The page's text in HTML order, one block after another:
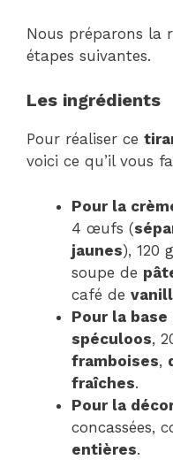
Nous préparons la
étapes suivantes.
Les ingrédients
Pour réaliser ce
voici ce qu’il vous
Pour la
4 œufs (
jaunes), 120
soupe de
café de
Pour la base
spéculoos,
framboises,
fraîches.
Pour la
concassées,
entières.